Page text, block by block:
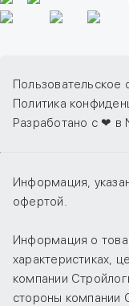
Пользовательское
Политика
Разработано с ❤ в
Информация,
офертой.
Информация о
характеристиках,
компании
стороны компании